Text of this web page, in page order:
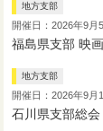
地方支部
開催日：2026年9月
福島県支部 映
地方支部
開催日：2026年9月
石川県支部総